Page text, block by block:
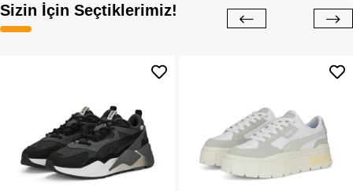
Sizin İçin Seçtiklerimiz!